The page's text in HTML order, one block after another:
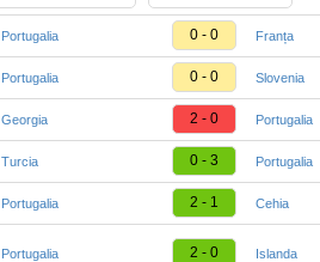
Portugalia 0 - 0 Franța
Portugalia 0 - 0 Slovenia
Georgia 2 - 0 Portugalia
Turcia 0 - 3 Portugalia
Portugalia 2 - 1 Cehia
Portugalia 2 - 0 Islanda